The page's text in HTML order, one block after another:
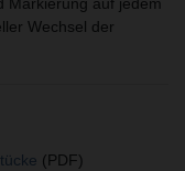
Wechsel der
(PDF)